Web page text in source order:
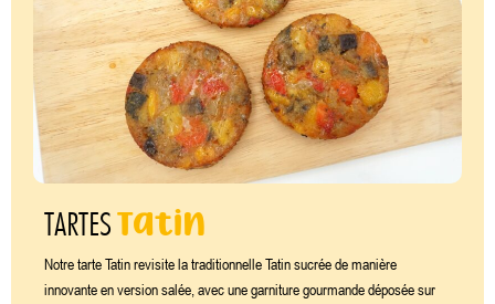
TARTESTatin
Notre tarte Tatin revisite la traditionnelle Tatin sucrée de manière
innovante en version salée, avec une garniture gourmande déposée sur